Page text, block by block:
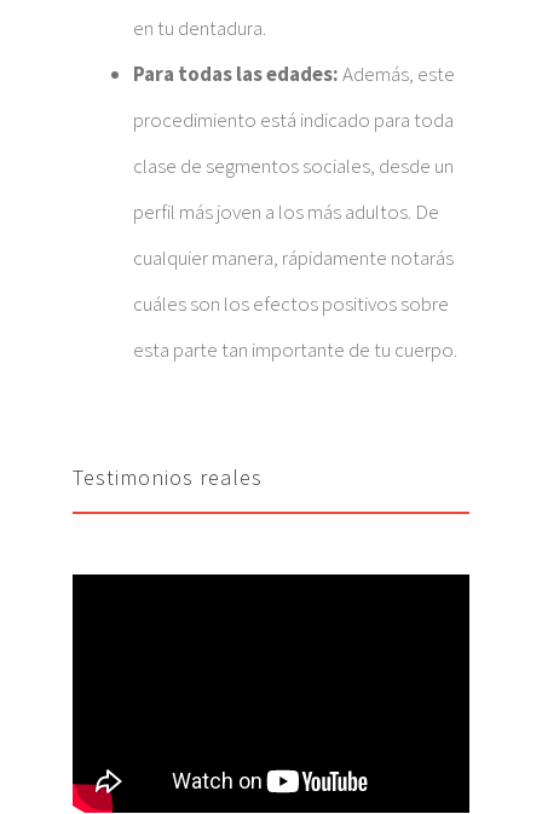
en tu dentadura.
Para todas las edades:Además, este
procedimiento está indicado para toda
clase de segmentos sociales, desde un
perfil más joven a los más adultos. De
cualquier manera, rápidamente notarás
cuáles son los efectos positivos sobre
esta parte tan importante de tu cuerpo.
Testimonios reales